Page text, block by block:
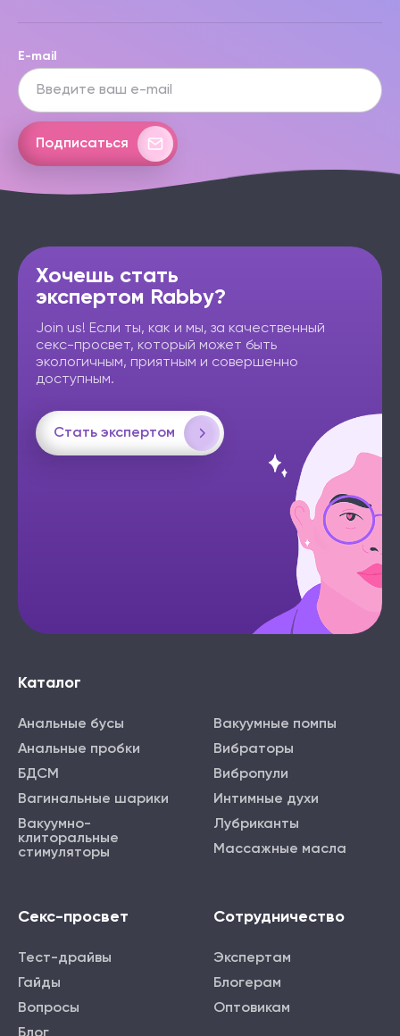
E-mail
Подписаться
Хочешь стать
экспертом Rabby?
Join us! Если ты, как и мы, за качественный
секс-просвет, который может быть
экологичным, приятным и совершенно
доступным.
Стать экспертом
Каталог
Анальные бусы
Анальные пробки
БДСМ
Вагинальные шарики
Вакуумно-
клиторальные
стимуляторы
Вакуумные помпы
Вибраторы
Вибропули
Интимные духи
Лубриканты
Массажные масла
Секс-просвет
Тест-драйвы
Гайды
Вопросы
Сотрудничество
Экспертам
Блогерам
Оптовикам